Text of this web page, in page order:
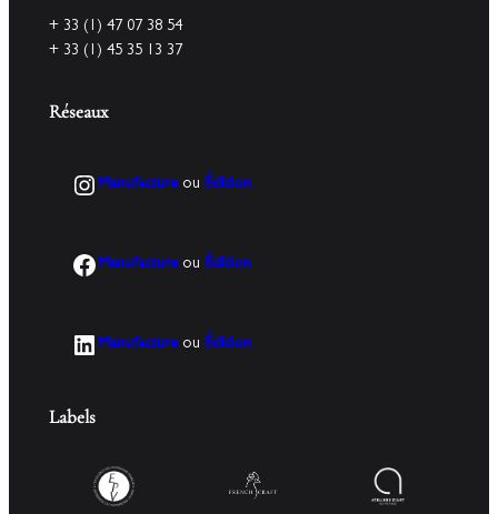
+ 33 (1) 47 07 38 54
+ 33 (1) 45 35 13 37
Réseaux
Instagram
Manufactureou Édition
Facebook
Manufactureou Édition
LinkedIn
Manufactureou Édition
Labels